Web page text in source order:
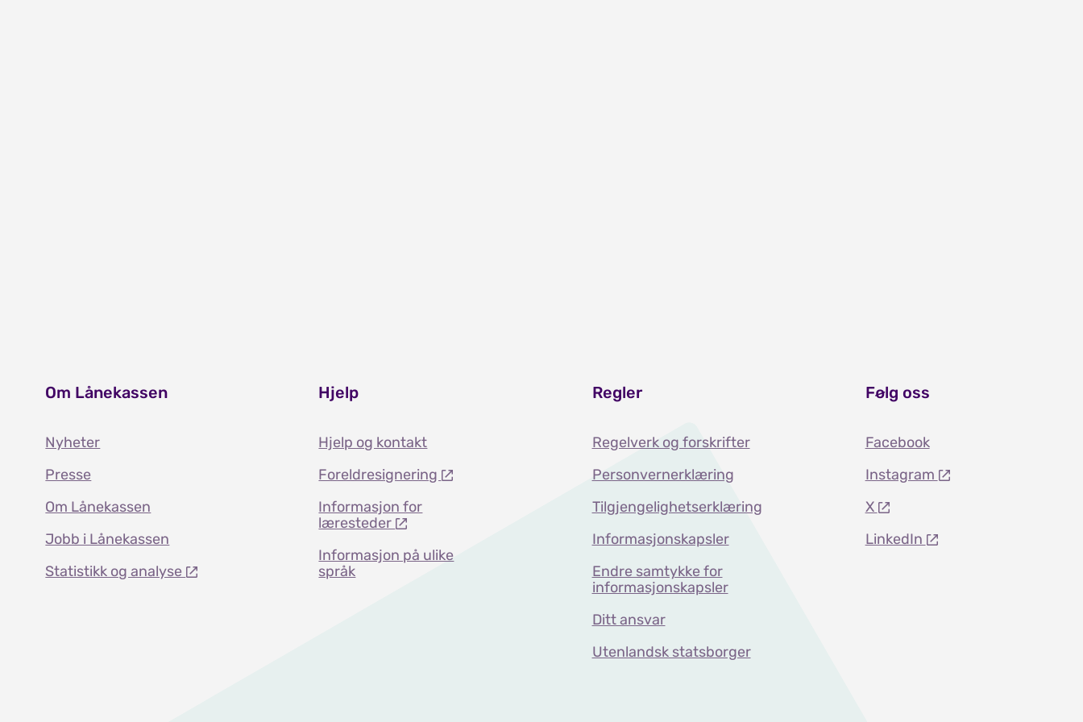
Om Lånekassen
Nyheter
Presse
Om Lånekassen
Jobb i Lånekassen
Statistikk og analyse
Hjelp
Hjelp og kontakt
Foreldresignering
Informasjon for
læresteder
Informasjon på ulike
språk
Regler
Regelverk og forskrifter
Personvernerklæring
Tilgjengelighetserklæring
Informasjonskapsler
Endre samtykke for
informasjonskapsler
Ditt ansvar
Utenlandsk statsborger
Følg oss
Facebook
Instagram
X
LinkedIn